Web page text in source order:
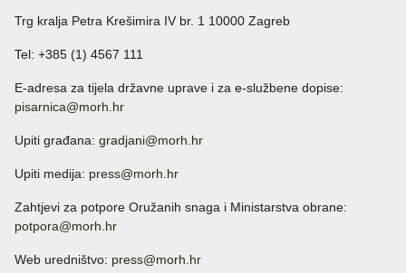
Trg kralja Petra Krešimira IV br. 1 10000 Zagreb
Tel: +385 (1) 4567 111
E-adresa za tijela državne uprave i za e-službene dopise:
pisarnica@morh.hr
Upiti građana: gradjani@morh.hr
Upiti medija: press@morh.hr
Zahtjevi za potpore Oružanih snaga i Ministarstva obrane:
potpora@morh.hr
Web uredništvo: press@morh.hr